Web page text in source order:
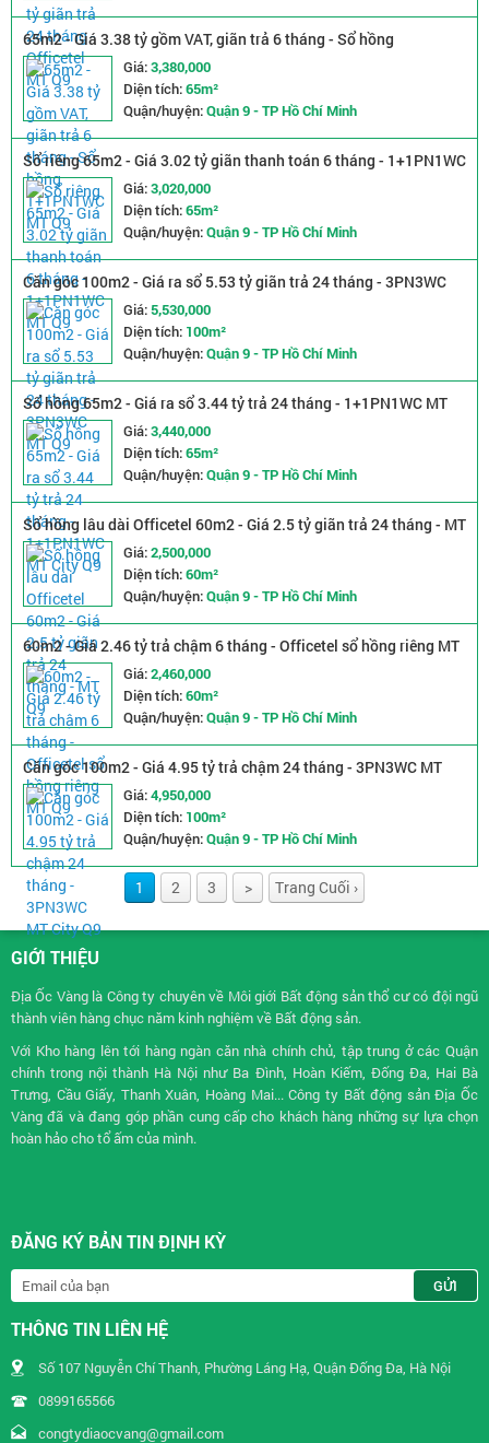
65m2 - Giá 3.38 tỷ gồm VAT, giãn trả 6 tháng - Sổ hồng
1+1PN1WC MT Q9
Giá:3,380,000
Diện tích:65m²
Quận/huyện:Quận 9 - TP Hồ Chí Minh
Sổ riêng 65m2 - Giá 3.02 tỷ giãn thanh toán 6 tháng - 1+1PN1WC
MT Q9
Giá:3,020,000
Diện tích:65m²
Quận/huyện:Quận 9 - TP Hồ Chí Minh
Căn góc 100m2 - Giá ra sổ 5.53 tỷ giãn trả 24 tháng - 3PN3WC
MT Q9
Giá:5,530,000
Diện tích: 100m²
Quận/huyện:Quận 9 - TP Hồ Chí Minh
Sổ hồng 65m2 - Giá ra sổ 3.44 tỷ trả 24 tháng - 1+1PN1WC MT
City Q9
Giá:3,440,000
Diện tích:65m²
Quận/huyện:Quận 9 - TP Hồ Chí Minh
Sổ hồng lâu dài Officetel 60m2 - Giá 2.5 tỷ giãn trả 24 tháng - MT
Q9
Giá:2,500,000
Diện tích:60m²
Quận/huyện:Quận 9 - TP Hồ Chí Minh
60m2 - Giá 2.46 tỷ trả chậm 6 tháng - Officetel sổ hồng riêng MT
Q9
Giá:2,460,000
Diện tích:60m²
Quận/huyện:Quận 9 - TP Hồ Chí Minh
Căn góc 100m2 - Giá 4.95 tỷ trả chậm 24 tháng - 3PN3WC MT
City Q9
Giá:4,950,000
Diện tích: 100m²
Quận/huyện:Quận 9 - TP Hồ Chí Minh
1 2 3 > Trang Cuối ›
GIỚI THIỆU
Địa Ốc Vàng là Công ty chuyên về Môi giới Bất động sảnthổ cư có đội ngũ
thành viên hàng chục năm kinh nghiệm về Bất động sản.
Với Kho hàng lên tới hàng ngàn căn nhà chính chủ, tập trung ở các Quận
chính trong nội thành Hà Nội như Ba Đình, Hoàn Kiếm, Đống Đa, Hai Bà
Trưng, Cầu Giấy, Thanh Xuân, Hoàng Mai... Công ty Bất động sản Địa Ốc
Vàng đã và đang góp phần cung cấp cho khách hàng những sự lựa chọn
hoàn hảo cho tổ ấm của mình.
ĐĂNG KÝ BẢN TIN ĐỊNH KỲ
THÔNG TIN LIÊN HỆ
Số 107 Nguyễn Chí Thanh, Phường Láng Hạ, Quận Đống Đa, Hà Nội
0899165566
congtydiaocvang@gmail.com